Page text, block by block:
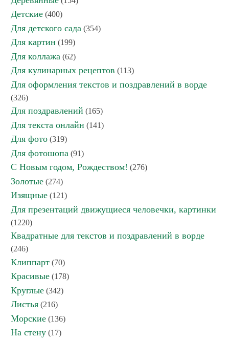
Детские (400)
Для детского сада (354)
Для картин (199)
Для коллажа (62)
Для кулинарных рецептов (113)
Для оформления текстов и поздравлений в ворде
(326)
Для поздравлений (165)
Для текста онлайн (141)
Для фото (319)
Для фотошопа (91)
С Новым годом, Рождеством! (276)
Золотые (274)
Изящные (121)
Для презентаций движущиеся человечки, картинки
(1220)
Квадратные для текстов и поздравлений в ворде
(246)
Клиппарт (70)
Красивые (178)
Круглые (342)
Листья (216)
Морские (136)
На стену (17)